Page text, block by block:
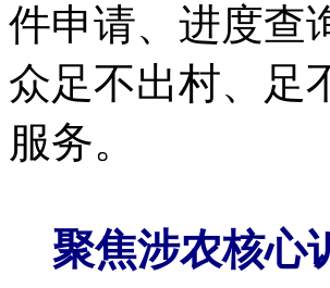
件申请、进度查
众足不出村、足
服务。
聚焦涉农核心